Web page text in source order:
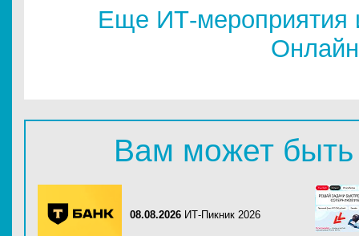
Еще ИТ-мероприятия
Онлайн
Вам может быть
08.08.2026 ИТ-Пикник 2026